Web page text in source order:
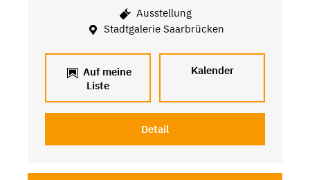
Ausstellung
Stadtgalerie Saarbrücken
Auf meine
Liste
Kalender
Detail